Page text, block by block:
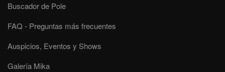
Buscador de Pole
FAQ - Preguntas más frecuentes
Auspicios, Eventos y Shows
Galería Mika